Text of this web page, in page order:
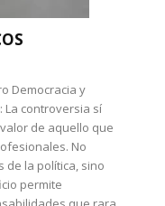
Democracia y
La controversia sí
de aquello que
No
la política, sino
permite